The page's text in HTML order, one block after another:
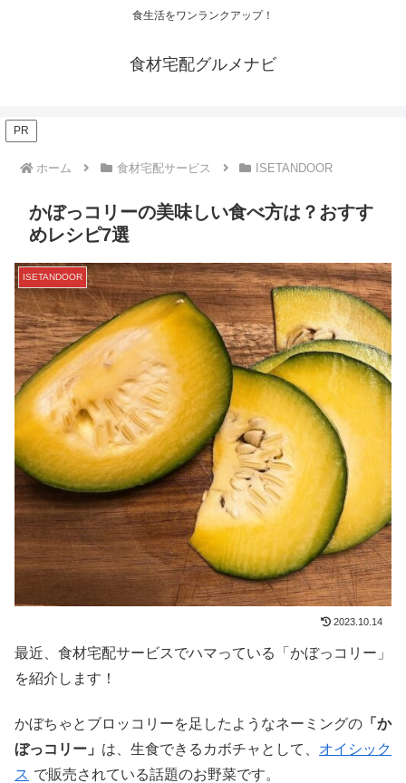
食生活をワンランクアップ！
食材宅配グルメナビ
PR
ホーム 食材宅配サービス ISETANDOOR
かぼっコリーの美味しい食べ方は？おすす
めレシピ7選
ISETANDOOR
2023.10.14
最近、食材宅配サービスでハマっている「かぼっコリー」
を紹介します！
かぼちゃとブロッコリーを足したようなネーミングの 「か
ぼっコリー」 は、生食できるカボチャとして、 オイシック
ス で販売されている話題のお野菜です。